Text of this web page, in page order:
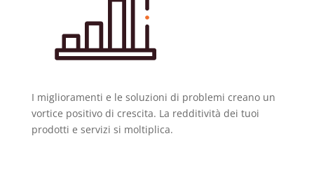
I miglioramenti e le soluzioni di problemi creano un
vortice positivo di crescita. La redditività dei tuoi
prodotti e servizi si moltiplica.